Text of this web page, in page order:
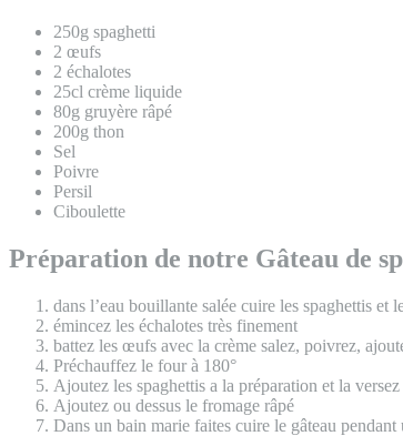
250g spaghetti
2 œufs
2 échalotes
25cl crème liquide
80g gruyère râpé
200g thon
Sel
Poivre
Persil
Ciboulette
Préparation de notre Gâteau de
dans l’eau bouillante salée cuire les spaghettis et
émincez les échalotes très finement
battez les œufs avec la crème salez, poivrez,
Préchauffez le four à 180°
Ajoutez les spaghettis a la préparation et la
Ajoutez ou dessus le fromage râpé
Dans un bain marie faites cuire le gâteau pendant